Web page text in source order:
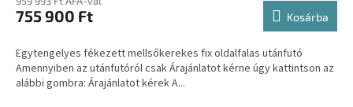
755 900 Ft Kosárba
Egytengelyes fékezett mellsőkerekes fix oldalfalas utánfutó
Amennyiben az utánfutóról csak Árajánlatot kérne úgy kattintson az
alábbi gombra: Árajánlatot kérek A...